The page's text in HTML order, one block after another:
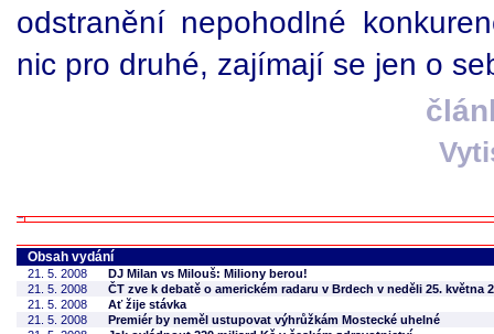
odstranění nepohodlné
nic pro druhé, zajímají se jen o
Obsah vydání
21. 5. 2008
DJ Milan vs Milouš: Miliony berou!
21. 5. 2008
ČT zve k debatě o americkém radaru v Brdech v neděli 25. května
21. 5. 2008
Ať žije stávka
21. 5. 2008
Premiér by neměl ustupovat výhrůžkám Mostecké uhelné